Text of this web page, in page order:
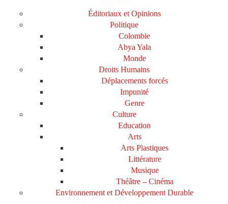
Éditoriaux et Opinions
Politique
Colombie
Abya Yala
Monde
Droits Humains
Déplacements forcés
Impunité
Genre
Culture
Education
Arts
Arts Plastiques
Littérature
Musique
Théâtre – Cinéma
Environnement et Développement Durable